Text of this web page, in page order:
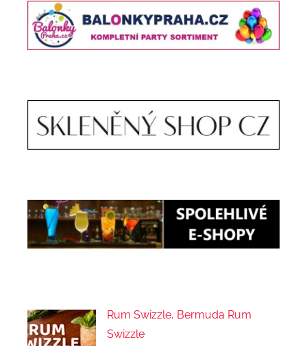
Rum Swizzle, Bermuda Rum
Swizzle